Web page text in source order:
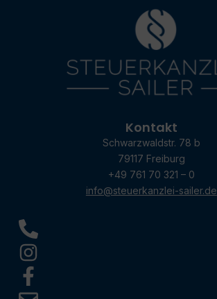
Kontakt
Schwarzwaldstr. 78 b
79117 Freiburg
+49 761 70 321 – 0
info@steuerkanzlei-sailer.de